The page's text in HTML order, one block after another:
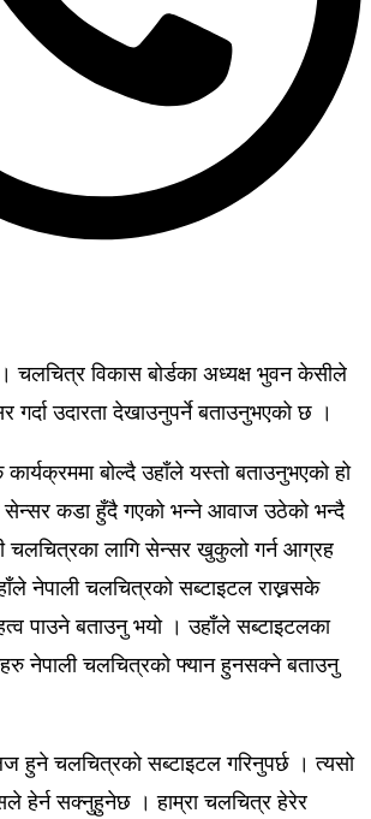
चलचित्र विकास बोर्डका अध्यक्ष भुवन केसीले
गर्दा उदारता देखाउनुपर्ने बताउनुभएको छ ।
बोल्दै उहाँले यस्तो बताउनुभएको हो
सेन्सर कडा हुँदै गएको भन्ने आवाज उठेको भन्दै
चलचित्रका लागि सेन्सर खुकुलो गर्न आग्रह
नेपाली चलचित्रको सब्टाइटल राख्नसके
पाउने बताउनु भयो । उहाँले सब्टाइटलका
नेपाली चलचित्रको फ्यान हुनसक्ने बताउनु
हुने चलचित्रको सब्टाइटल गरिनुपर्छ । त्यसो
हेर्न सक्नुहुनेछ । हाम्रा चलचित्र हेरेर